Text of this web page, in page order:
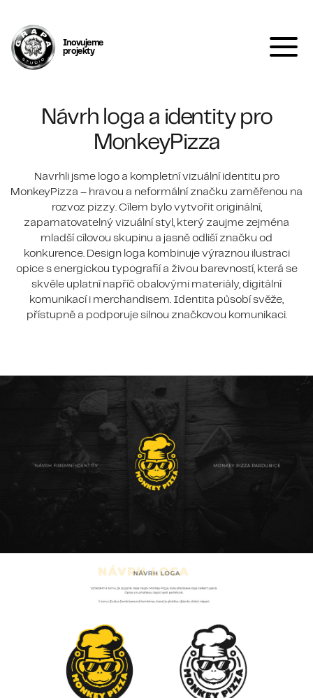
Inovujeme
projekty
Návrh loga a identity pro
MonkeyPizza
Navrhli jsme logo a kompletní vizuální identitu pro
MonkeyPizza – hravou a neformální značku zaměřenou na
rozvoz pizzy. Cílem bylo vytvořit originální,
zapamatovatelný vizuální styl, který zaujme zejména
mladší cílovou skupinu a jasně odliší značku od
konkurence. Design loga kombinuje výraznou ilustraci
opice s energickou typografií a živou barevností, která se
skvěle uplatní napříč obalovými materiály, digitální
komunikací i merchandisem. Identita působí svěže,
přístupně a podporuje silnou značkovou komunikaci.